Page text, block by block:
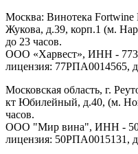
Москва: Винотека
Жукова, д.39, корп.1 (м.
до 23 часов.
ООО «Харвест», ИНН -
лицензия: 77РПА0014565,
Московская область, г.
кт Юбилейный, д.40, (м.
часов.
ООО "Мир вина", ИНН -
лицензия: 50РПА0015131,